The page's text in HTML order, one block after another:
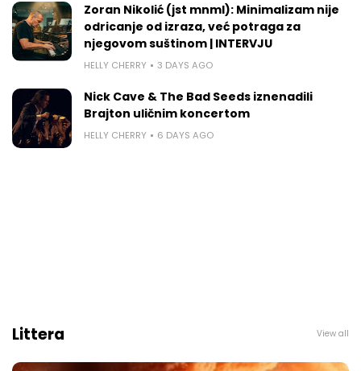
Zoran Nikolić (jst mnml): Minimalizam nije
odricanje od izraza, već potraga za
njegovom suštinom | INTERVJU
HELLY CHERRY 3 DAYS AGO
Nick Cave & The Bad Seeds iznenadili
Brajton uličnim koncertom
HELLY CHERRY 6 DAYS AGO
Littera View all